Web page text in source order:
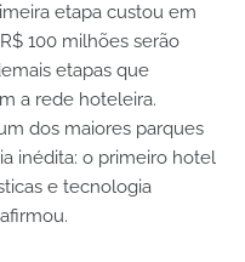
etapa custou em
100 milhões serão
etapas que
a rede hoteleira.
dos maiores parques
inédita: o primeiro hotel
e tecnologia